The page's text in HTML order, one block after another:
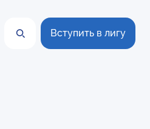
Вступить в лигу